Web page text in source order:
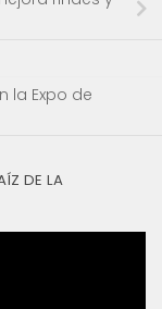
la Expo de
DE LA